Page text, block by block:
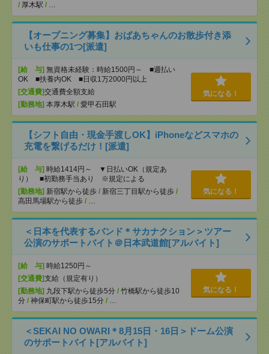
/ 厚木駅 / …
【オープニング募集】おばあちゃんのお散歩付き添
いも仕事の1つ[派遣]
[給 与] 無資格未経験：時給1500円～ ■週払い
OK ■扶養内OK ■日収1万2000円以上
[交通費]交通費全額支給
[勤務地] 本厚木駅 / 愛甲石田駅
気になる！
【シフト自由・現金手渡しOK】iPhoneなどスマホの
充電を繋げるだけ！[派遣]
[給 与] 時給1414円～ ▼日払いOK（規定あ
り） ■初勤務手当あり ※規定による
[勤務地] 新宿駅から徒歩 / 新宿三丁目駅から徒歩 /
高田馬場駅から徒歩 / …
気になる！
＜日本を代表するバンド＊サカナクション＞ツアー
公演のサポートバイト＠日本武道館[アルバイト]
[給 与] 時給1250円～
[交通費]支給（規定有り）
[勤務地] 九段下駅から徒歩5分 / 竹橋駅から徒歩10
分 / 神保町駅から徒歩15分 / …
気になる！
＜SEKAI NO OWARI＊8月15日・16日＞ドーム公演
のサポートバイト[アルバイト]